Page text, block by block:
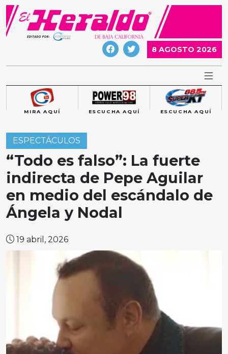
Skip
content
8 AGOSTO 2026
MIRA AQUÍ ESCUCHA AQUÍ ESCUCHA AQUÍ
ESPECTÁCULOS
“Todo es falso”: La fuerte
indirecta de Pepe Aguilar
en medio del escándalo de
Ángela y Nodal
19 abril, 2026